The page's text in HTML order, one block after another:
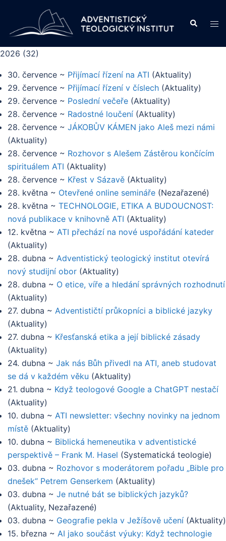
content
Search
2026 (32)
30. července ~ Přijímací řízení na ATI (Aktuality)
29. července ~ Přijímací řízení v číslech (Aktuality)
29. července ~ Poslední večeře (Aktuality)
28. července ~ Radostné loučení (Aktuality)
28. července ~ JÁKOBŮV KÁMEN jako Aleš mezi námi
(Aktuality)
28. července ~ Rozhovor s Alešem Zástěrou končícím
spirituálem ATI (Aktuality)
28. července ~ Křest v Sázavě (Aktuality)
28. května ~ Otevřené online semináře (Nezařazené)
28. května ~ TECHNOLOGIE, ETIKA A BUDOUCNOST:
nová publikace v knihovně ATI (Aktuality)
12. května ~ ATI přechází na nové uspořádání kateder
(Aktuality)
28. dubna ~ Adventistický teologický institut otevírá
nový studijní obor (Aktuality)
28. dubna ~ O etice, víře a hledání správných rozhodnutí
(Aktuality)
27. dubna ~ Adventističtí průkopníci a biblické jazyky
(Aktuality)
27. dubna ~ Křesťanská etika a její biblické zásady
(Aktuality)
24. dubna ~ Jak nás Bůh přivedl na ATI, aneb studovat
se dá v každém věku (Aktuality)
21. dubna ~ Když teologové Google a ChatGPT nestačí
(Aktuality)
10. dubna ~ ATI newsletter: všechny novinky na jednom
místě (Aktuality)
10. dubna ~ Biblická hemeneutika v adventistické
perspektivě – Frank M. Hasel (Systematická teologie)
03. dubna ~ Rozhovor s moderátorem pořadu „Bible pro
dnešek“ Petrem Genserkem (Aktuality)
03. dubna ~ Je nutné bát se biblických jazyků?
(Aktuality, Nezařazené)
03. dubna ~ Geografie pekla v Ježíšově učení (Aktuality)
15. března ~ AI jako součást výuky: Když technologie